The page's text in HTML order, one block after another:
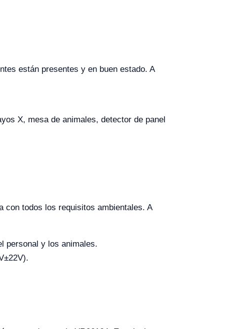
están presentes y en buen estado. A
X, mesa de animales, detector de panel
con todos los requisitos ambientales. A
personal y los animales.